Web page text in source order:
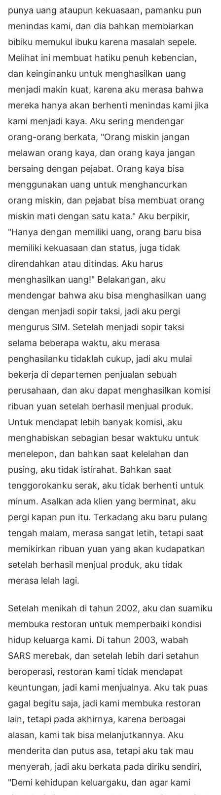
punya uang ataupun kekuasaan, pamanku pun
menindas kami, dan dia bahkan membiarkan
bibiku memukul ibuku karena masalah sepele.
Melihat ini membuat hatiku penuh kebencian,
dan keinginanku untuk menghasilkan uang
menjadi makin kuat, karena aku merasa bahwa
mereka hanya akan berhenti menindas kami jika
kami menjadi kaya. Aku sering mendengar
orang-orang berkata, "Orang miskin jangan
melawan orang kaya, dan orang kaya jangan
bersaing dengan pejabat. Orang kaya bisa
menggunakan uang untuk menghancurkan
orang miskin, dan pejabat bisa membuat orang
miskin mati dengan satu kata." Aku berpikir,
"Hanya dengan memiliki uang, orang baru bisa
memiliki kekuasaan dan status, juga tidak
direndahkan atau ditindas. Aku harus
menghasilkan uang!" Belakangan, aku
mendengar bahwa aku bisa menghasilkan uang
dengan menjadi sopir taksi, jadi aku pergi
mengurus SIM. Setelah menjadi sopir taksi
selama beberapa waktu, aku merasa
penghasilanku tidaklah cukup, jadi aku mulai
bekerja di departemen penjualan sebuah
perusahaan, dan aku dapat menghasilkan komisi
ribuan yuan setelah berhasil menjual produk.
Untuk mendapat lebih banyak komisi, aku
menghabiskan sebagian besar waktuku untuk
menelepon, dan bahkan saat kelelahan dan
pusing, aku tidak istirahat. Bahkan saat
tenggorokanku serak, aku tidak berhenti untuk
minum. Asalkan ada klien yang berminat, aku
pergi kapan pun itu. Terkadang aku baru pulang
tengah malam, merasa sangat letih, tetapi saat
memikirkan ribuan yuan yang akan kudapatkan
setelah berhasil menjual produk, aku tidak
merasa lelah lagi.
Setelah menikah di tahun 2002, aku dan suamiku
membuka restoran untuk memperbaiki kondisi
hidup keluarga kami. Di tahun 2003, wabah
SARS merebak, dan setelah lebih dari setahun
beroperasi, restoran kami tidak mendapat
keuntungan, jadi kami menjualnya. Aku tak puas
gagal begitu saja, jadi kami membuka restoran
lain, tetapi pada akhirnya, karena berbagai
alasan, kami tak bisa melanjutkannya. Aku
menderita dan putus asa, tetapi aku tak mau
menyerah, jadi aku berkata pada diriku sendiri,
"Demi kehidupan keluargaku, dan agar kami